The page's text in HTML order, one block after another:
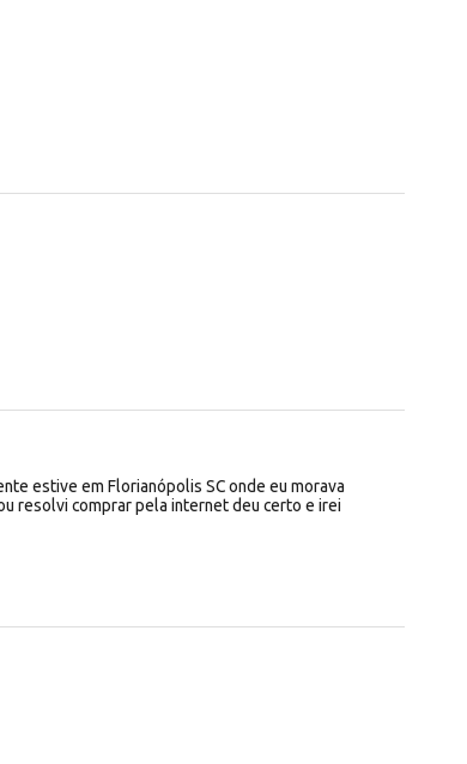
estive em Florianópolis SC onde eu morava
resolvi comprar pela internet deu certo e irei